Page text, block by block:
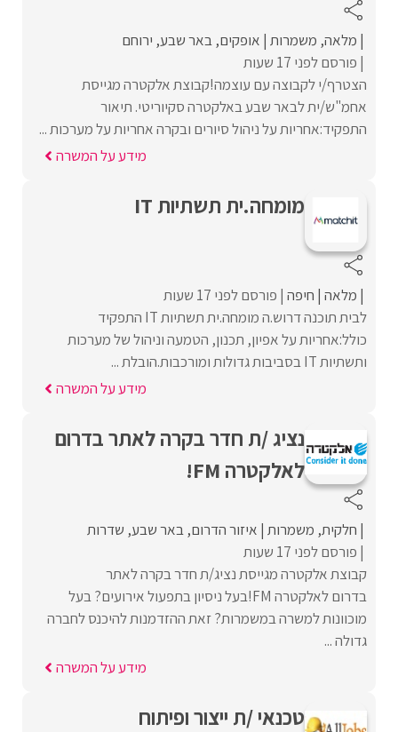
מלאה משמרות אופקים באר שבע ירוחם
פורסם לפני 17 שעות
הצטרף/י לקבוצה עם עוצמה!קבוצת אלקטרה מגייסת
אחמ"ש/ית לבאר שבע באלקטרה סקיוריטי. תיאור
התפקיד:אחריות על ניהול סיורים ובקרה אחריות על מערכות ...
מידע על המשרה
מומחה.ית תשתיות IT
מלאה חיפה פורסם לפני 17 שעות
לבית תוכנה דרוש.ה מומחה.ית תשתיות IT התפקיד
כולל:אחריות על אפיון, תכנון, הטמעה וניהול של מערכות
ותשתיות IT בסביבות גדולות ומורכבות.הובלת ...
מידע על המשרה
נציג /ת חדר בקרה לאתר בדרום
לאלקטרה FM!
חלקית משמרות איזור הדרום באר שבע שדרות
פורסם לפני 17 שעות
קבוצת אלקטרה מגייסת נציג/ת חדר בקרה לאתר
בדרום לאלקטרה FM!בעל ניסיון בתפעול אירועים? בעל
מוכוונות למשרה במשמרות? זאת ההזדמנות להיכנס לחברה
גדולה ...
מידע על המשרה
טכנאי /ת ייצור ופיתוח